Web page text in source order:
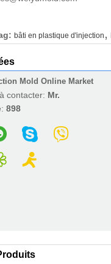
bâti en plastique d'injection ,
Mold Online Market
contacter: Mr.
898